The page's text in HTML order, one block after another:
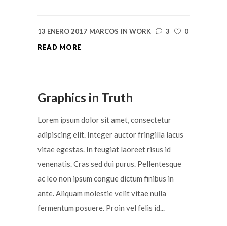
13 ENERO 2017 MARCOS IN WORK 3
0
READ MORE
Graphics in Truth
Lorem ipsum dolor sit amet, consectetur
adipiscing elit. Integer auctor fringilla lacus
vitae egestas. In feugiat laoreet risus id
venenatis. Cras sed dui purus. Pellentesque
ac leo non ipsum congue dictum finibus in
ante. Aliquam molestie velit vitae nulla
fermentum posuere. Proin vel felis id...